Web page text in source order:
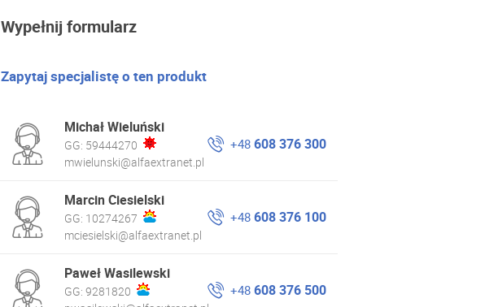
Wypełnij formularz
Zapytaj specjalistę o ten produkt
Michał Wieluński
GG: 59444270
mwielunski@alfaextranet.pl
+48608 376 300
Marcin Ciesielski
GG: 10274267
mciesielski@alfaextranet.pl
+48608 376 100
Paweł Wasilewski
GG:9281820
+48608 376 500